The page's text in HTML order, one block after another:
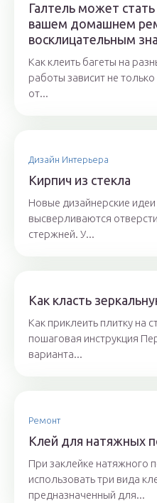
Галтель может
вашем домашнем
восклицательным
Как клеить багеты на
работы зависит не
от...
Дизайн Интерьера
Кирпич из стекла
Новые дизайнерские
высверливаются
стержней. У...
Как класть
Как приклеить плитку на
пошаговая инструкция
варианта...
Ремонт
Клей для натяжных
При заклейке натяжного
использовать три вида
предназначенный для...